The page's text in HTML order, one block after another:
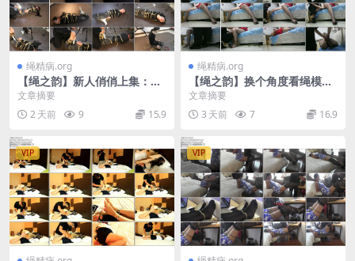
绳精病.org
【绳之韵】新人俏俏上集：天
生软妹子、小美妞堪称惊艳的
表现，直接上“全套”！妹子
事…
文章摘要
2 天前
9 15.9
绳精病.org
【绳之韵】换个角度看绳模小
雨：分腿固定、长靴、网袜美
腿玉足扭动，亵玩、电击…
文章摘要
3 天前
7 16.9
VIP VIP